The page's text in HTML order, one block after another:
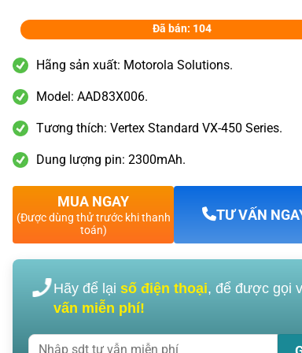
Đã bán: 104
Hãng sản xuất: Motorola Solutions.
Model: AAD83X006.
Tương thích: Vertex Standard VX-450 Series.
Dung lượng pin: 2300mAh.
MUA NGAY
(Được dùng thử trước khi thanh
toán)
TƯ VẤN
Hãy để lạisố điện thoại, để được gọi
vấn miễn phí!